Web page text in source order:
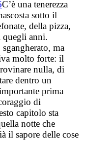
C’è una tenerezza
sotto il
della pizza,
quegli anni.
ma
molto forte: il
nulla, di
dentro un
prima
di
capitolo sta
notte che
il sapore delle cose